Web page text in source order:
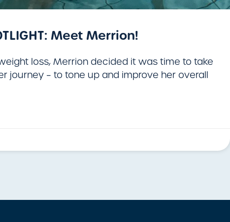
Meet Merrion!
loss, Merrion decided it was time to take
journey – to tone up and improve her overall